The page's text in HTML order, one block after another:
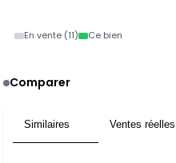
En vente (11) Ce bien
Comparer
Similaires Ventes réelles